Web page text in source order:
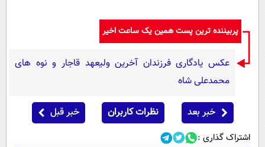
پربیننده ترین پست همین یک ساعت اخیر
عکس یادگاری فرزندان آخرین ولیعهد قاجار و نوه های
محمدعلی شاه
خبر بعد نظرات کاربران خبر قبل
اشتراک گذاری :